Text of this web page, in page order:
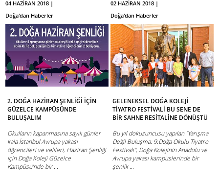
04 HAZİRAN 2018 |
Doğa'dan Haberler
2. DOĞA HAZİRAN ŞENLİĞİ İÇİN
GÜZELCE KAMPÜSÜNDE
BULUŞALIM
Okulların kapanmasına sayılı günler
kala İstanbul Avrupa yakası
öğrencileri ve velileri, Haziran Şenliği
için Doğa Koleji Güzelce
Kampüsü'nde bir ...
02 HAZİRAN 2018 |
Doğa'dan Haberler
GELENEKSEL DOĞA KOLEJİ
TİYATRO FESTİVALİ BU SENE DE
BİR SAHNE RESİTALİNE DÖNÜŞTÜ
Bu yıl dokuzuncusu yapılan "Yarışma
Değil Buluşma: 9.Doğa Okulu Tiyatro
Festivali", Doğa Kolejinin Anadolu ve
Avrupa yakası kampüslerinde bir
şenlik ...